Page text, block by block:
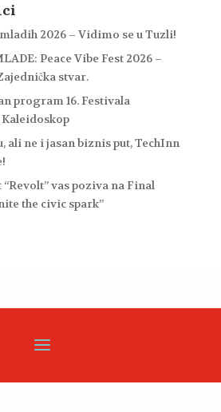
2026 – Vidimo se u Tuzli!
Peace Vibe Fest 2026 –
stvar.
program 16. Festivala
ali ne i jasan biznis put, TechInn
vas poziva na Final
the civic spark”